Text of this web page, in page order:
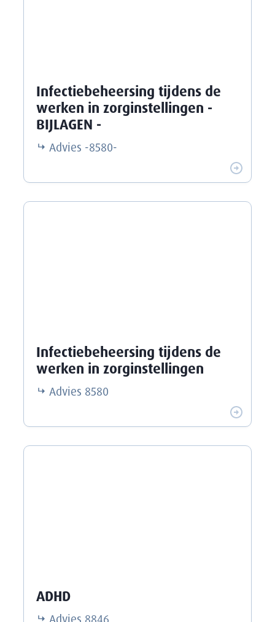
Infectiebeheersing tijdens de
werken in zorginstellingen -
BIJLAGEN -
Advies -8580-
Infectiebeheersing tijdens de
werken in zorginstellingen
Advies 8580
ADHD